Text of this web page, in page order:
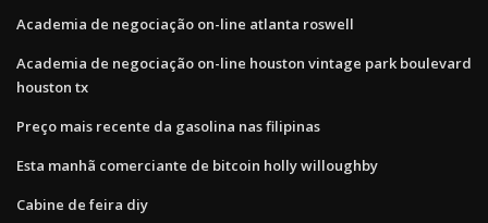
Academia de negociação on-line atlanta roswell
Academia de negociação on-line houston vintage park boulevard
houston tx
Preço mais recente da gasolina nas filipinas
Esta manhã comerciante de bitcoin holly willoughby
Cabine de feira diy